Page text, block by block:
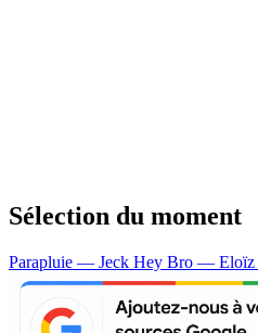
Sélection du moment
Parapluie — Jeck Hey Bro — Eloïz